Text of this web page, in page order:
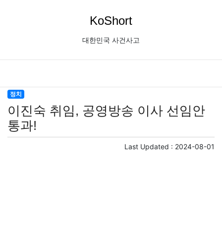
KoShort
대한민국 사건사고
정치
이진숙 취임, 공영방송 이사 선임안
통과!
Last Updated : 2024-08-01